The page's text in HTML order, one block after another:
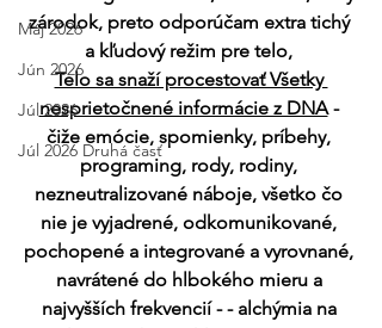
Máj 2026
Jún 2026
Júl 2026
Júl 2026 Druhá časť
zárodok, preto odporúčam extra tichý
a kľudový režim pre telo,
Telo sa snaží procestovať Všetky
nesprietočnené informácie z DNA -
čiže emócie, spomienky, príbehy,
programing, rody, rodiny,
nezneutralizované náboje, všetko čo
nie je vyjadrené, odkomunikované,
pochopené a integrované a vyrovnané,
navrátené do hlbokého mieru a
najvyšších frekvencií - - alchýmia na